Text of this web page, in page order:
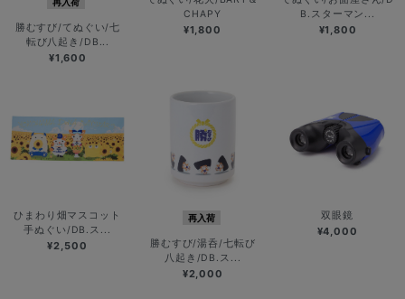
勝むすび/てぬぐい/七
転び八起き/DB...
¥1,600
CHAPY
¥1,800
B.スターマン...
¥1,800
ひまわり畑マスコット
手ぬぐい/DB.ス...
¥2,500
再入荷
勝むすび/湯呑/七転び
八起き/DB.ス...
¥2,000
双眼鏡
¥4,000